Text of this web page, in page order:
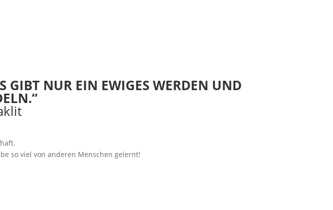
GIBT NUR EIN EWIGES WERDEN UND
so viel von anderen Menschen gelernt!